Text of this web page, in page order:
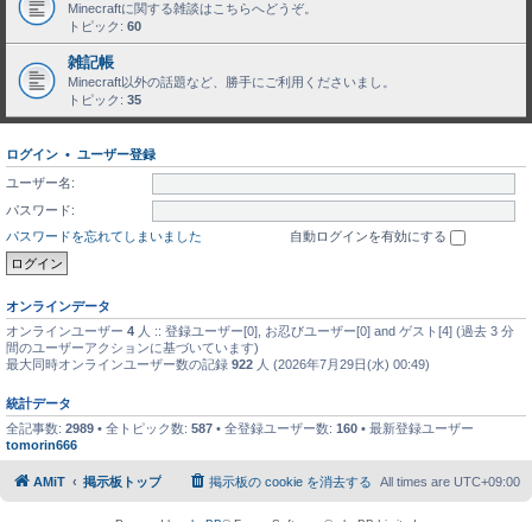
Minecraftに関する雑談はこちらへどうぞ。
トピック: 60
雑記帳
Minecraft以外の話題など、勝手にご利用くださいまし。
トピック: 35
ログイン • ユーザー登録
ユーザー名:
パスワード:
パスワードを忘れてしまいました
自動ログインを有効にする
オンラインデータ
オンラインユーザー 4 人 :: 登録ユーザー[0], お忍びユーザー[0] and ゲスト[4] (過去 3 分
間のユーザーアクションに基づいています)
最大同時オンラインユーザー数の記録 922 人 (2026年7月29日(水) 00:49)
統計データ
全記事数: 2989 • 全トピック数: 587 • 全登録ユーザー数: 160 • 最新登録ユーザー
tomorin666
AMiT 掲示板トップ All times are UTC+09:00
掲示板の cookie を消去する